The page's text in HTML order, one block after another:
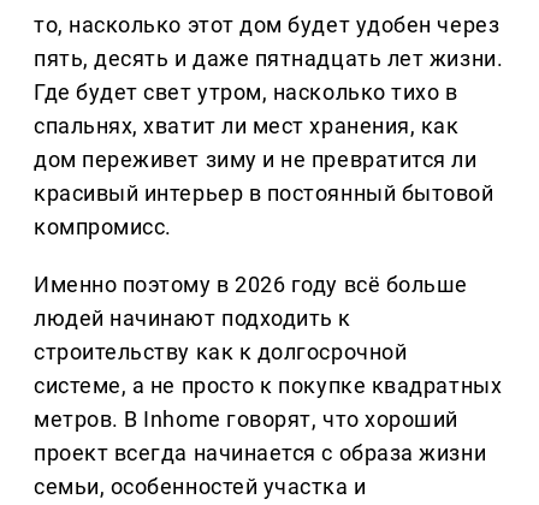
то, насколько этот дом будет удобен через
пять, десять и даже пятнадцать лет жизни.
Где будет свет утром, насколько тихо в
спальнях, хватит ли мест хранения, как
дом переживет зиму и не превратится ли
красивый интерьер в постоянный бытовой
компромисс.
Именно поэтому в 2026 году всё больше
людей начинают подходить к
строительству как к долгосрочной
системе, а не просто к покупке квадратных
метров. В Inhome говорят, что хороший
проект всегда начинается с образа жизни
семьи, особенностей участка и